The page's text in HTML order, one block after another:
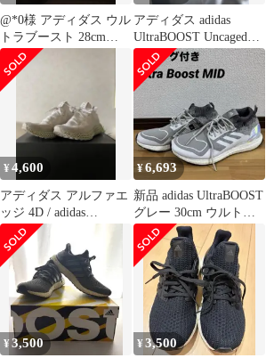
@*0様 アディダス ウル
トラブースト 28cm
CLIMACOOL ultra
アディダス adidas
UltraBOOST Uncaged
KOLOR
¥4,600
アディダス アルファエ
ッジ 4D / adidas
ALPHAEDGE 4D
¥6,693
新品 adidas UltraBOOST
グレー 30cm ウルトラ
ブースト
¥3,500 ¥3,500